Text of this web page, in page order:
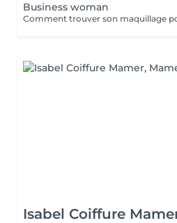
Business woman
Comment trouver son maquillage
Isabel Coiffure